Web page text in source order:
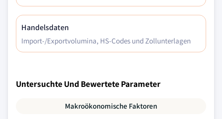
Handelsdaten
Import-/Exportvolumina, HS-Codes und Zollunterlagen
Untersuchte Und Bewertete Parameter
Makroökonomische Faktoren